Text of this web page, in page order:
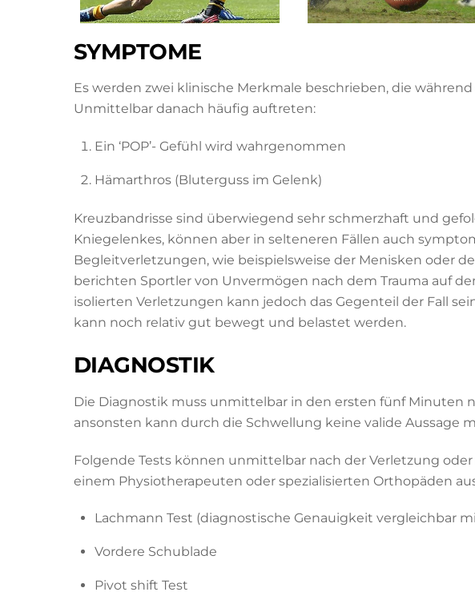
SYMPTOME
Es werden zwei klinische Merkmale beschrieben, die
Unmittelbar danach häufig auftreten:
Ein ‘POP’- Gefühl wird wahrgenommen
Hämarthros (Bluterguss im Gelenk)
Kreuzbandrisse sind überwiegend sehr schmerzhaft und
Kniegelenkes, können aber in selteneren Fällen auch
Begleitverletzungen, wie beispielsweise der Menisken oder
berichten Sportler von Unvermögen nach dem Trauma auf
isolierten Verletzungen kann jedoch das Gegenteil der Fall
kann noch relativ gut bewegt und belastet werden.
DIAGNOSTIK
Die Diagnostik muss unmittelbar in den ersten fünf Minuten
ansonsten kann durch die Schwellung keine valide Aussage
Folgende Tests können unmittelbar nach der Verletzung
einem Physiotherapeuten oder spezialisierten Orthopäden
Lachmann Test (diagnostische Genauigkeit vergleichbar
Vordere Schublade
Pivot shift Test